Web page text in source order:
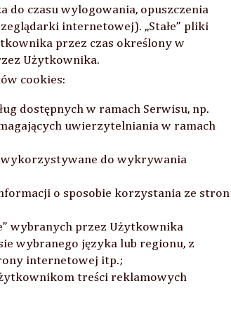
do czasu wylogowania, opuszczenia
internetowej). „Stałe” pliki
przez czas określony w
Użytkownika.
cookies:
dostępnych w ramach Serwisu, np.
uwierzytelniania w ramach
wykorzystywane do wykrywania
o sposobie korzystania ze stron
wybranych przez Użytkownika
wybranego języka lub regionu, z
internetowej itp.;
treści reklamowych